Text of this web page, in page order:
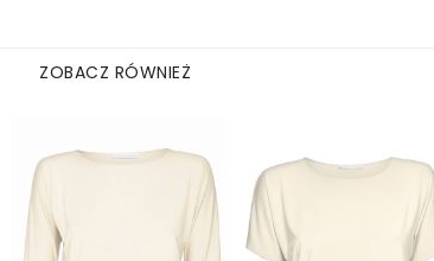
ZOBACZ RÓWNIEŻ